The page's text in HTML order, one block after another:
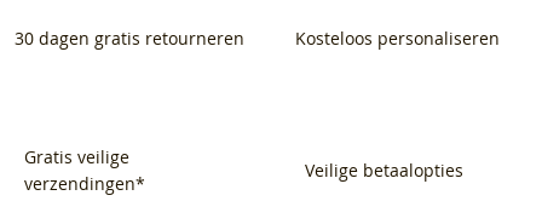
30 dagen gratis retourneren Kosteloos personaliseren
Gratis veilige
verzendingen*
Veilige betaalopties